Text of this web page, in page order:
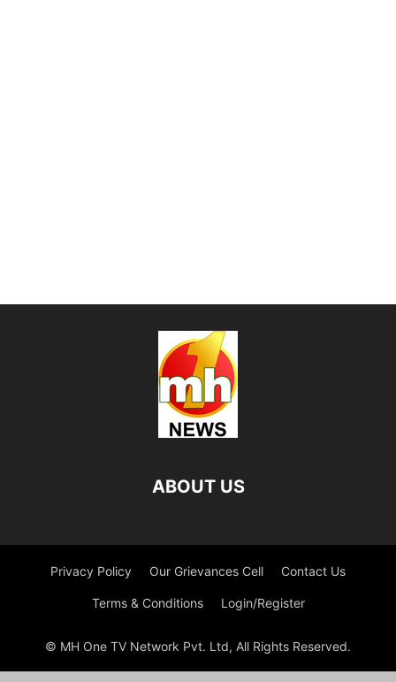
ABOUT US
Privacy Policy Our Grievances Cell Contact Us
Terms & Conditions Login/Register
© MH One TV Network Pvt. Ltd, All Rights Reserved.